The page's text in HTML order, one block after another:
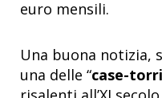
euro mensili.
Una buona notizia,
una delle “case-